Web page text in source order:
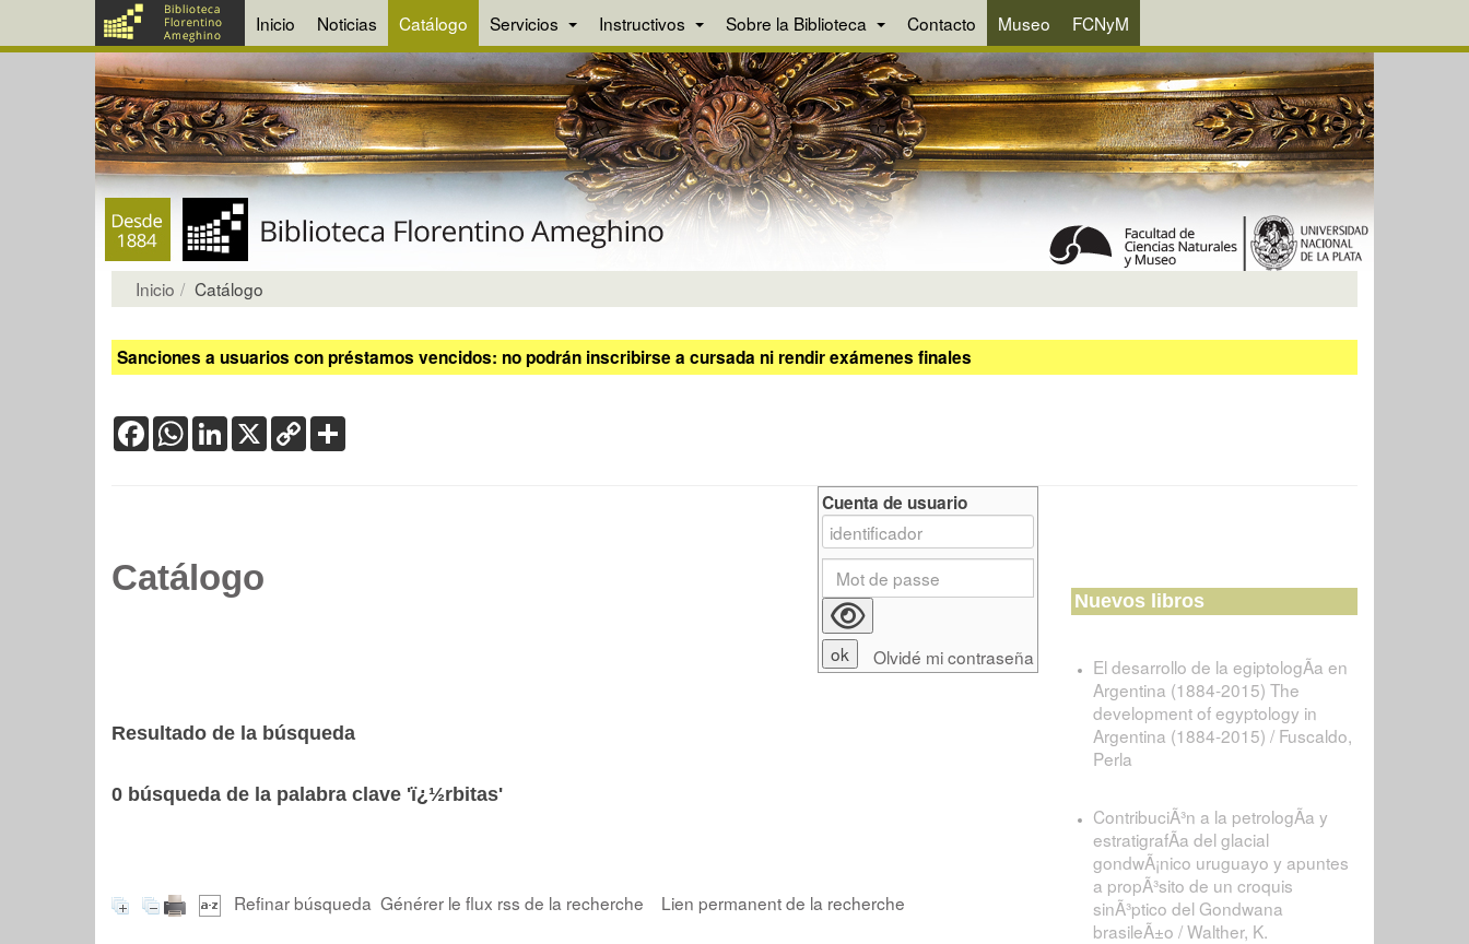
Inicio Noticias Catálogo Servicios Instructivos Sobre la Biblioteca Contacto Museo FCNyM
Inicio Catálogo
Sanciones a usuarios con préstamos vencidos: no podrán inscribirse a cursada ni rendir exámenes finales
FacebookWhatsApp
LinkedIn
X Copy
Link
Catálogo
Resultado de la búsqueda
0 búsqueda de la palabra clave 'ï¿½rbitas'
Refinar búsqueda Générer le flux rss de la recherche Lien permanent de la recherche
Cuenta de usuario
Olvidé mi contraseña
Nuevos libros
El desarrollo de la egiptologÃ­a en
Argentina (1884-2015) The
development of egyptology in
Argentina (1884-2015) / Fuscaldo,
Perla
ContribuciÃ³n a la petrologÃ­a y
estratigrafÃ­a del glacial
gondwÃ¡nico uruguayo y apuntes
a propÃ³sito de un croquis
sinÃ³ptico del Gondwana
brasileÃ±o / Walther, K.